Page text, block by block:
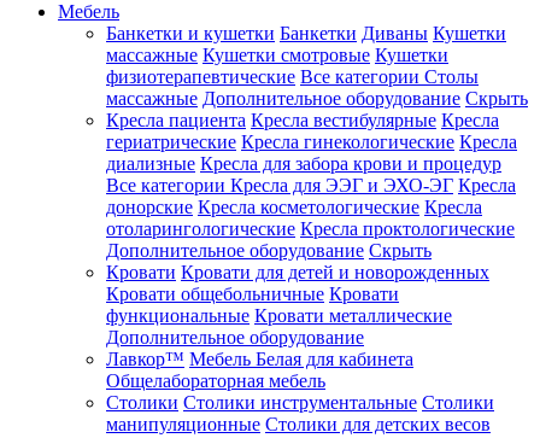
Мебель
Банкетки и кушетки Банкетки Диваны Кушетки
массажные Кушетки смотровые Кушетки
физиотерапевтические Все категории Столы
массажные Дополнительное оборудование Скрыть
Кресла пациента Кресла вестибулярные Кресла
гериатрические Кресла гинекологические Кресла
диализные Кресла для забора крови и процедур
Все категории Кресла для ЭЭГ и ЭХО-ЭГ Кресла
донорские Кресла косметологические Кресла
отоларингологические Кресла проктологические
Дополнительное оборудование Скрыть
Кровати Кровати для детей и новорожденных
Кровати общебольничные Кровати
функциональные Кровати металлические
Дополнительное оборудование
Лавкор™ Мебель Белая для кабинета
Общелабораторная мебель
Столики Столики инструментальные Столики
манипуляционные Столики для детских весов